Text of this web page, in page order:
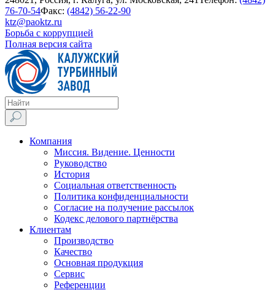
76-70-54Факс: (4842) 56-22-90
ktz@paoktz.ru
Борьба с коррупцией
Полная версия сайта
Компания
Миссия. Видение. Ценности
Руководство
История
Социальная ответственность
Политика конфиденциальности
Согласие на получение рассылок
Кодекс делового партнёрства
Клиентам
Производство
Качество
Основная продукция
Сервис
Референции